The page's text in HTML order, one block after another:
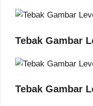
Tebak Gambar
Tebak Gambar